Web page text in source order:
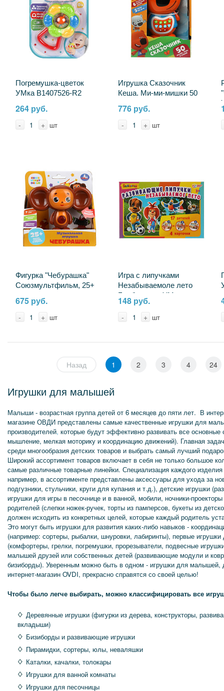
Погремушка-цветок
УМка B1407526-R2
264 руб.
- + шт
Игрушка Сказочник
Кеша. Ми-ми-мишки 50
Умка HT1420-R
776 руб.
- + шт
Фигурка "Чебурашка"
Союзмультфильм, 25+
свет УМка HT1324-R
675 руб.
- + шт
Игра с липучками
Незабываемоле лето
Барбоскины УМка
4680107925084
148 руб.
- + шт
Назад 1 2 3 4 24
Игрушки для малышей
Малыши - возрастная группа детей от 6 месяцев до пяти лет. В
магазине ОВДИ представлены самые качественные игрушки для
производителей, которые будут эффективно развивать все основные
мышление, мелкая моторику и координацию движений). Главная
среди многообразия детских товаров и выбрать самый лучший
Широкий ассортимент товаров включает в себя не только большое
самые различные товарные линейки. Специализация каждого
например, в ассортименте представлены аксессуары для ухода за
подгузники, стульчики, круги для купания и т.д.), детские игрушки
игрушки для игры в песочнице и в ванной, мобили, ночники-
родителей (слепки ножек-ручек, торты из памперсов, букеты из
должен исходить из конкретных целей, которые каждый родитель
Это могут быть игрушки для развития каких-либо навыков -
(например: сортеры, рыбалки, шнуровки, лабиринты), первые
(комфортеры, грелки, погремушки, прорезыватели, подвесные
малышей друзей или собственных детей (развивающие модули и
бизиборды). Уверенным можно быть в одном - игрушки для малышей,
интернет-магазин OVDI, прекрасно справятся со своей целью!
Чтобы было легче выбирать, можно классифицировать все
Деревянные игрушки (фигурки из дерева, конструкторы,
вкладыши)
Бизиборды и развивающие игрушки
Пирамидки, сортеры, юлы, неваляшки
Каталки, качалки, толокары
Игрушки для ванной комнаты
Игрушки для песочницы